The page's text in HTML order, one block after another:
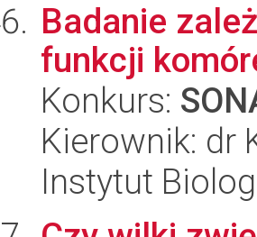
Badanie
funkcji
Konkurs:
Kierownik: dr
Instytut